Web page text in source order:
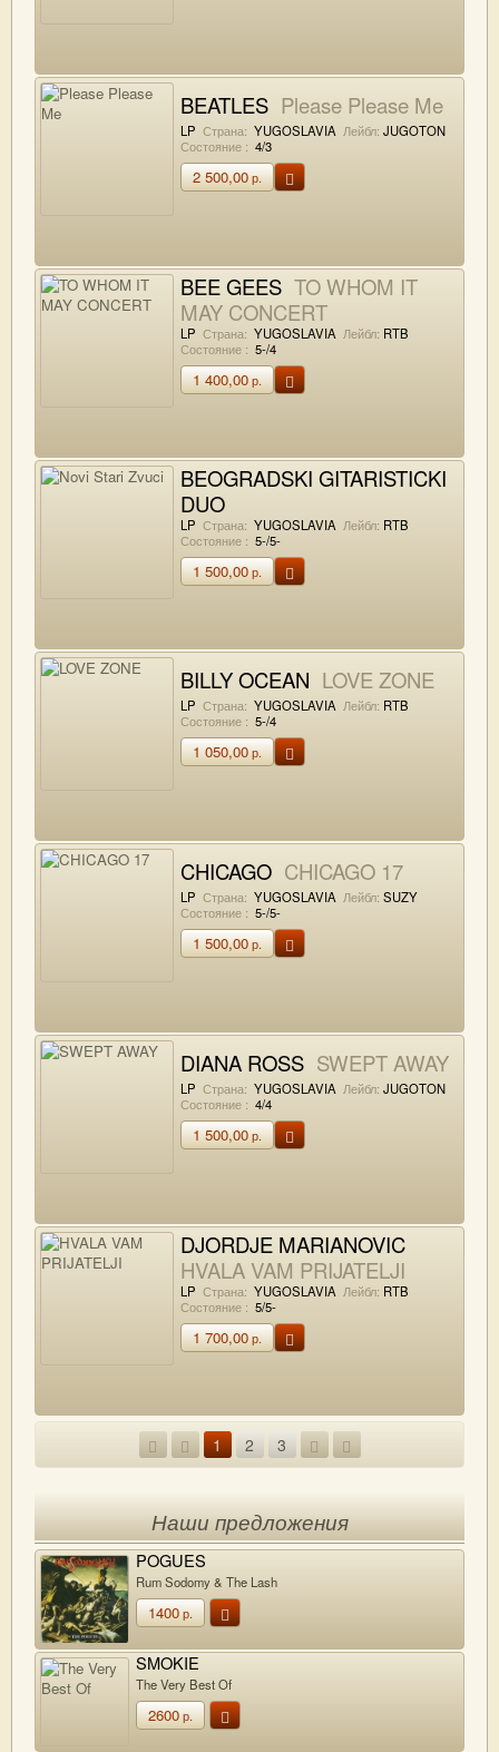
BEATLES Please Please Me
LP Страна: YUGOSLAVIA Лейбл: JUGOTON
Состояние : 4/3
2 500,00р.
BEE GEES TO WHOM IT
MAY CONCERT
LP Страна: YUGOSLAVIA Лейбл: RTB
Состояние : 5-/4
1 400,00р.
BEOGRADSKI GITARISTICKI
DUO
Novi Stari Zvuci
LP Страна: YUGOSLAVIA Лейбл: RTB
Состояние : 5-/5-
1 500,00р.
BILLY OCEAN LOVE ZONE
LP Страна: YUGOSLAVIA Лейбл: RTB
Состояние : 5-/4
1 050,00р.
CHICAGO CHICAGO 17
LP Страна: YUGOSLAVIA Лейбл: SUZY
Состояние : 5-/5-
1 500,00р.
DIANA ROSS SWEPT AWAY
LP Страна: YUGOSLAVIA Лейбл: JUGOTON
Состояние : 4/4
1 500,00р.
DJORDJE MARIANOVIC
HVALA VAM PRIJATELJI
LP Страна: YUGOSLAVIA Лейбл: RTB
Состояние : 5/5-
1 700,00р.
1 2 3
Наши предложения
POGUES
Rum Sodomy & The Lash
1400р.
SMOKIE
The Very Best Of
2600р.